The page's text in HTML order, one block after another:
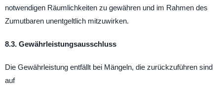
notwendigen Räumlichkeiten zu gewähren und im Rahmen des
Zumutbaren unentgeltlich mitzuwirken.
8.3. Gewährleistungsausschluss
Die Gewährleistung entfällt bei Mängeln, die zurückzuführen sind
auf